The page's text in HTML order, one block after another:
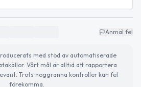
Anmäl fel
med stöd av automatiserade
Vårt mål är alltid att rapportera
Trots noggranna kontroller kan fel
förekomma.